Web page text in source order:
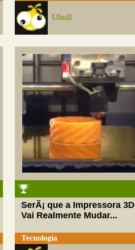
Uhull
SerÃ¡ que a Impressora 3D
Vai Realmente Mudar...
Tecnologia